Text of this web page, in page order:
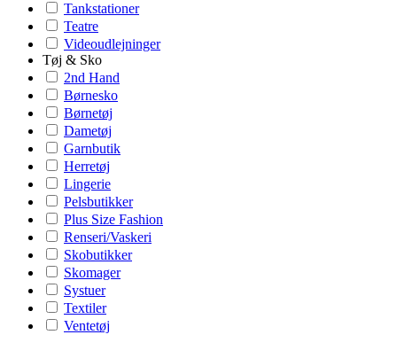
Tankstationer
Teatre
Videoudlejninger
Tøj & Sko
2nd Hand
Børnesko
Børnetøj
Dametøj
Garnbutik
Herretøj
Lingerie
Pelsbutikker
Plus Size Fashion
Renseri/Vaskeri
Skobutikker
Skomager
Systuer
Textiler
Ventetøj